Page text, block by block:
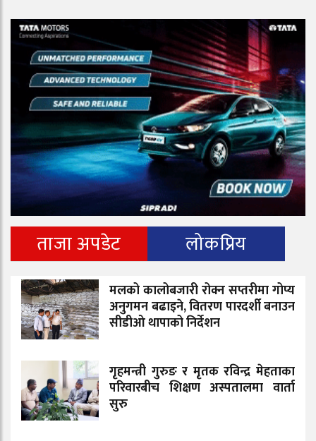
ताजा अपडेट लोकप्रिय
मलको कालोबजारी रोक्न सप्तरीमा गोप्य
अनुगमन बढाइने, वितरण पारदर्शी बनाउन
सीडीओ थापाको निर्देशन
गृहमन्त्री गुरुङ र मृतक रविन्द्र मेहताका
परिवारबीच शिक्षण अस्पतालमा वार्ता
सुरु